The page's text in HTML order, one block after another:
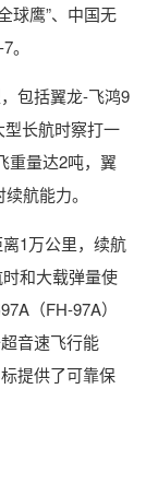
球鹰”、中国无
包括翼龙-飞鸿9
长航时察打一
重量达2吨，翼
航能力。
1万公里，续航
和大载弹量使
（FH-97A）
音速飞行能
提供了可靠保